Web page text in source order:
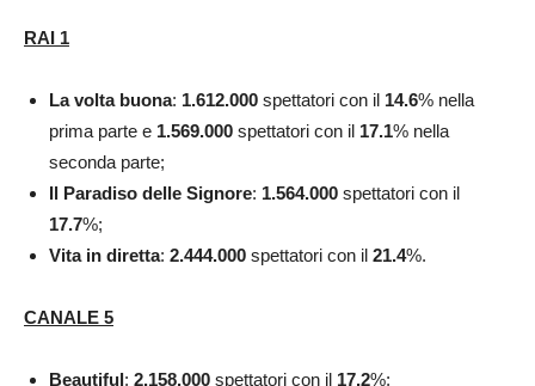
RAI 1
La volta buona: 1.612.000 spettatori con il 14.6% nella
prima parte e 1.569.000 spettatori con il 17.1% nella
seconda parte;
Il Paradiso delle Signore: 1.564.000 spettatori con il
17.7%;
Vita in diretta: 2.444.000 spettatori con il 21.4%.
CANALE 5
Beautiful: 2.158.000 spettatori con il 17.2%;